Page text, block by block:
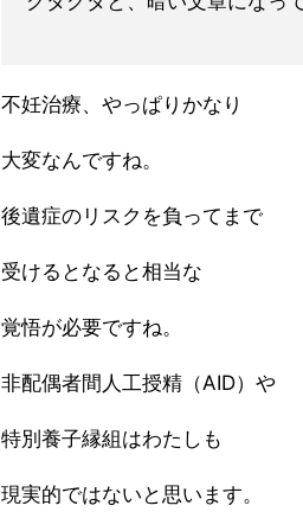
不妊治療、やっぱりかなり
大変なんですね。
後遺症のリスクを負ってまで
受けるとなると相当な
覚悟が必要ですね。
非配偶者間人工授精（AID）や
特別養子縁組はわたしも
現実的ではないと思います。